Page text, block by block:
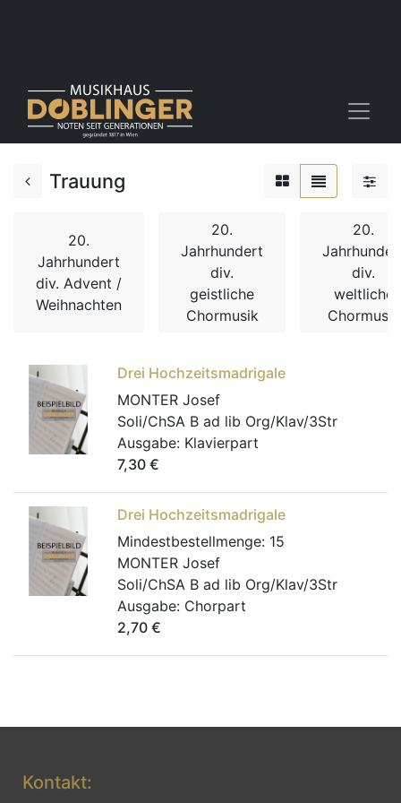
Trauung
20.
Jahrhundert
div. Advent /
Weihnachten
20.
Jahrhundert
div.
geistliche
Chormusik
20.
div.
weltliche
Chormusik
Drei Hochzeitsmadrigale
MONTER Josef
Soli/ChSA B ad lib Org/Klav/3Str
Ausgabe: Klavierpart
7,30 €
Drei Hochzeitsmadrigale
Mindestbestellmenge: 15
MONTER Josef
Soli/ChSA B ad lib Org/Klav/3Str
Ausgabe: Chorpart
2,70 €
Kontakt: